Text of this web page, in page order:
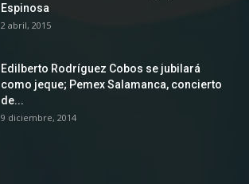
Espinosa
2 abril, 2015
Edilberto Rodríguez Cobos se jubilará
como jeque; Pemex Salamanca, concierto
de...
9 diciembre, 2014